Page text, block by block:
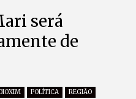
será
de
POLÍTICA REGIÃO